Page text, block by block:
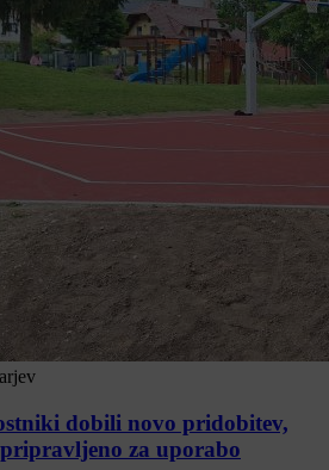
dobili novo pridobitev,
za uporabo